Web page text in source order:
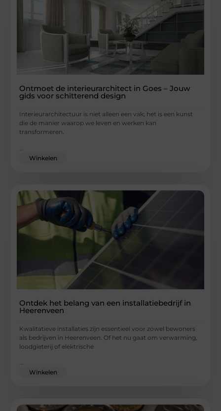
Ontmoet de interieurarchitect in Goes – Jouw
gids voor schitterend design
Interieurarchitectuur is niet alleen een vak; het is een kunst
die de manier waarop we leven en werken kan
transformeren.
Winkelen
Ontdek het belang van een installatiebedrijf in
Heerenveen
Kwalitatieve installaties zijn essentieel voor zowel bewoners
als bedrijven in Heerenveen. Of het nu gaat om verwarming,
loodgieterij of elektrische
...
Winkelen